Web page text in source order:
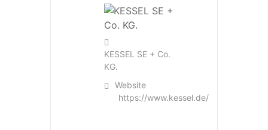
KESSEL SE + Co.
KG.
Website
https://www.kessel.de/